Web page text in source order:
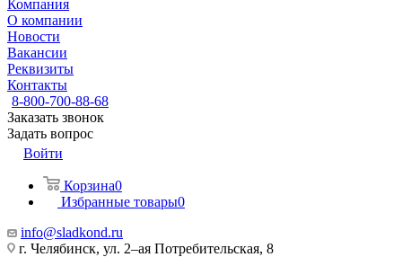
Компания
О компании
Новости
Вакансии
Реквизиты
Контакты
8-800-700-88-68
Заказать звонок
Задать вопрос
Войти
Корзина0
Избранные товары0
info@sladkond.ru
г. Челябинск, ул. 2–ая Потребительская, 8